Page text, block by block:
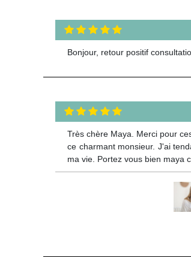
Bonjour, retour positif
Très chère Maya. Merci pour
ce charmant monsieur. J'ai
ma vie. Portez vous bien maya